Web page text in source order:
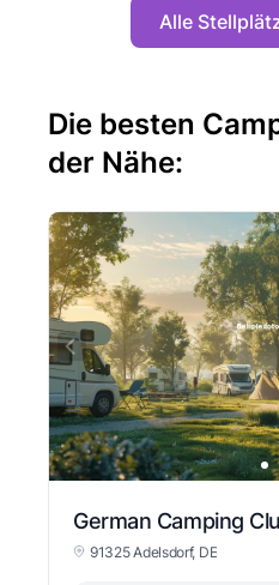
Alle
Die besten
der Nähe:
91325 Adelsdorf, DE